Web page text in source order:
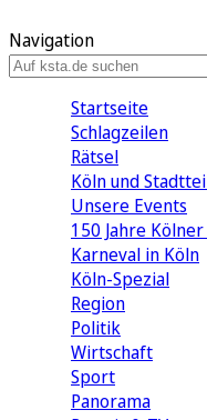
Navigation
Startseite
Schlagzeilen
Rätsel
Köln und
Unsere Events
150 Jahre
Karneval in Köln
Köln-Spezial
Region
Politik
Wirtschaft
Sport
Panorama